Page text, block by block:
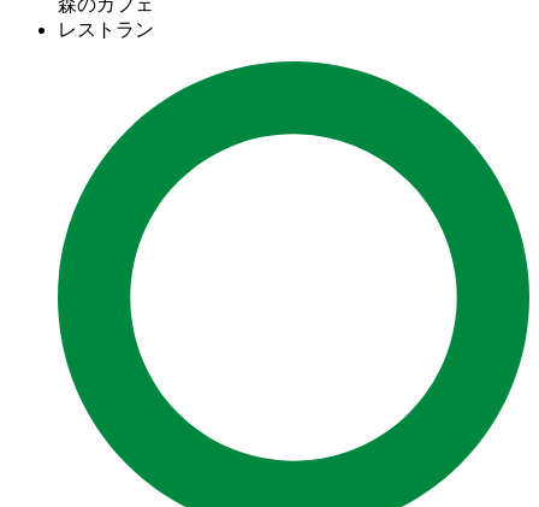
森のカフェ
レストラン